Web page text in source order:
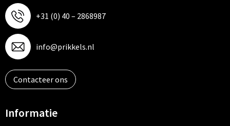
+31 (0) 40 – 2868987
info@prikkels.nl
Contacteer ons
Informatie